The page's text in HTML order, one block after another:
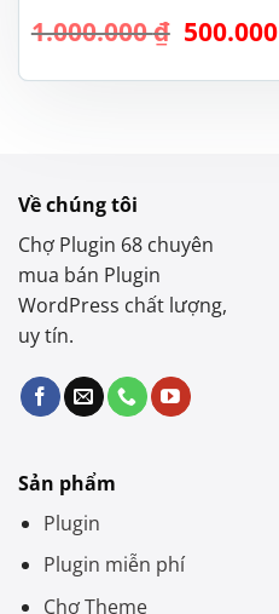
1.000.000₫ Giá
là:
500.000
Về chúng tôi
Chợ Plugin 68 chuyên
mua bán Plugin
WordPress chất lượng,
uy tín.
Sản phẩm
Plugin
Plugin miễn phí
Chợ Theme